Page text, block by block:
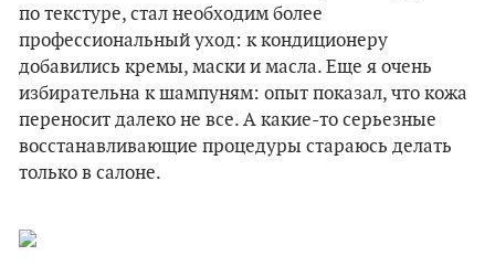
по текстуре, стал необходим более
профессиональный уход: к кондиционеру
добавились кремы, маски и масла. Еще я очень
избирательна к шампуням: опыт показал, что кожа
переносит далеко не все. А какие-то серьезные
восстанавливающие процедуры стараюсь делать
только в салоне.